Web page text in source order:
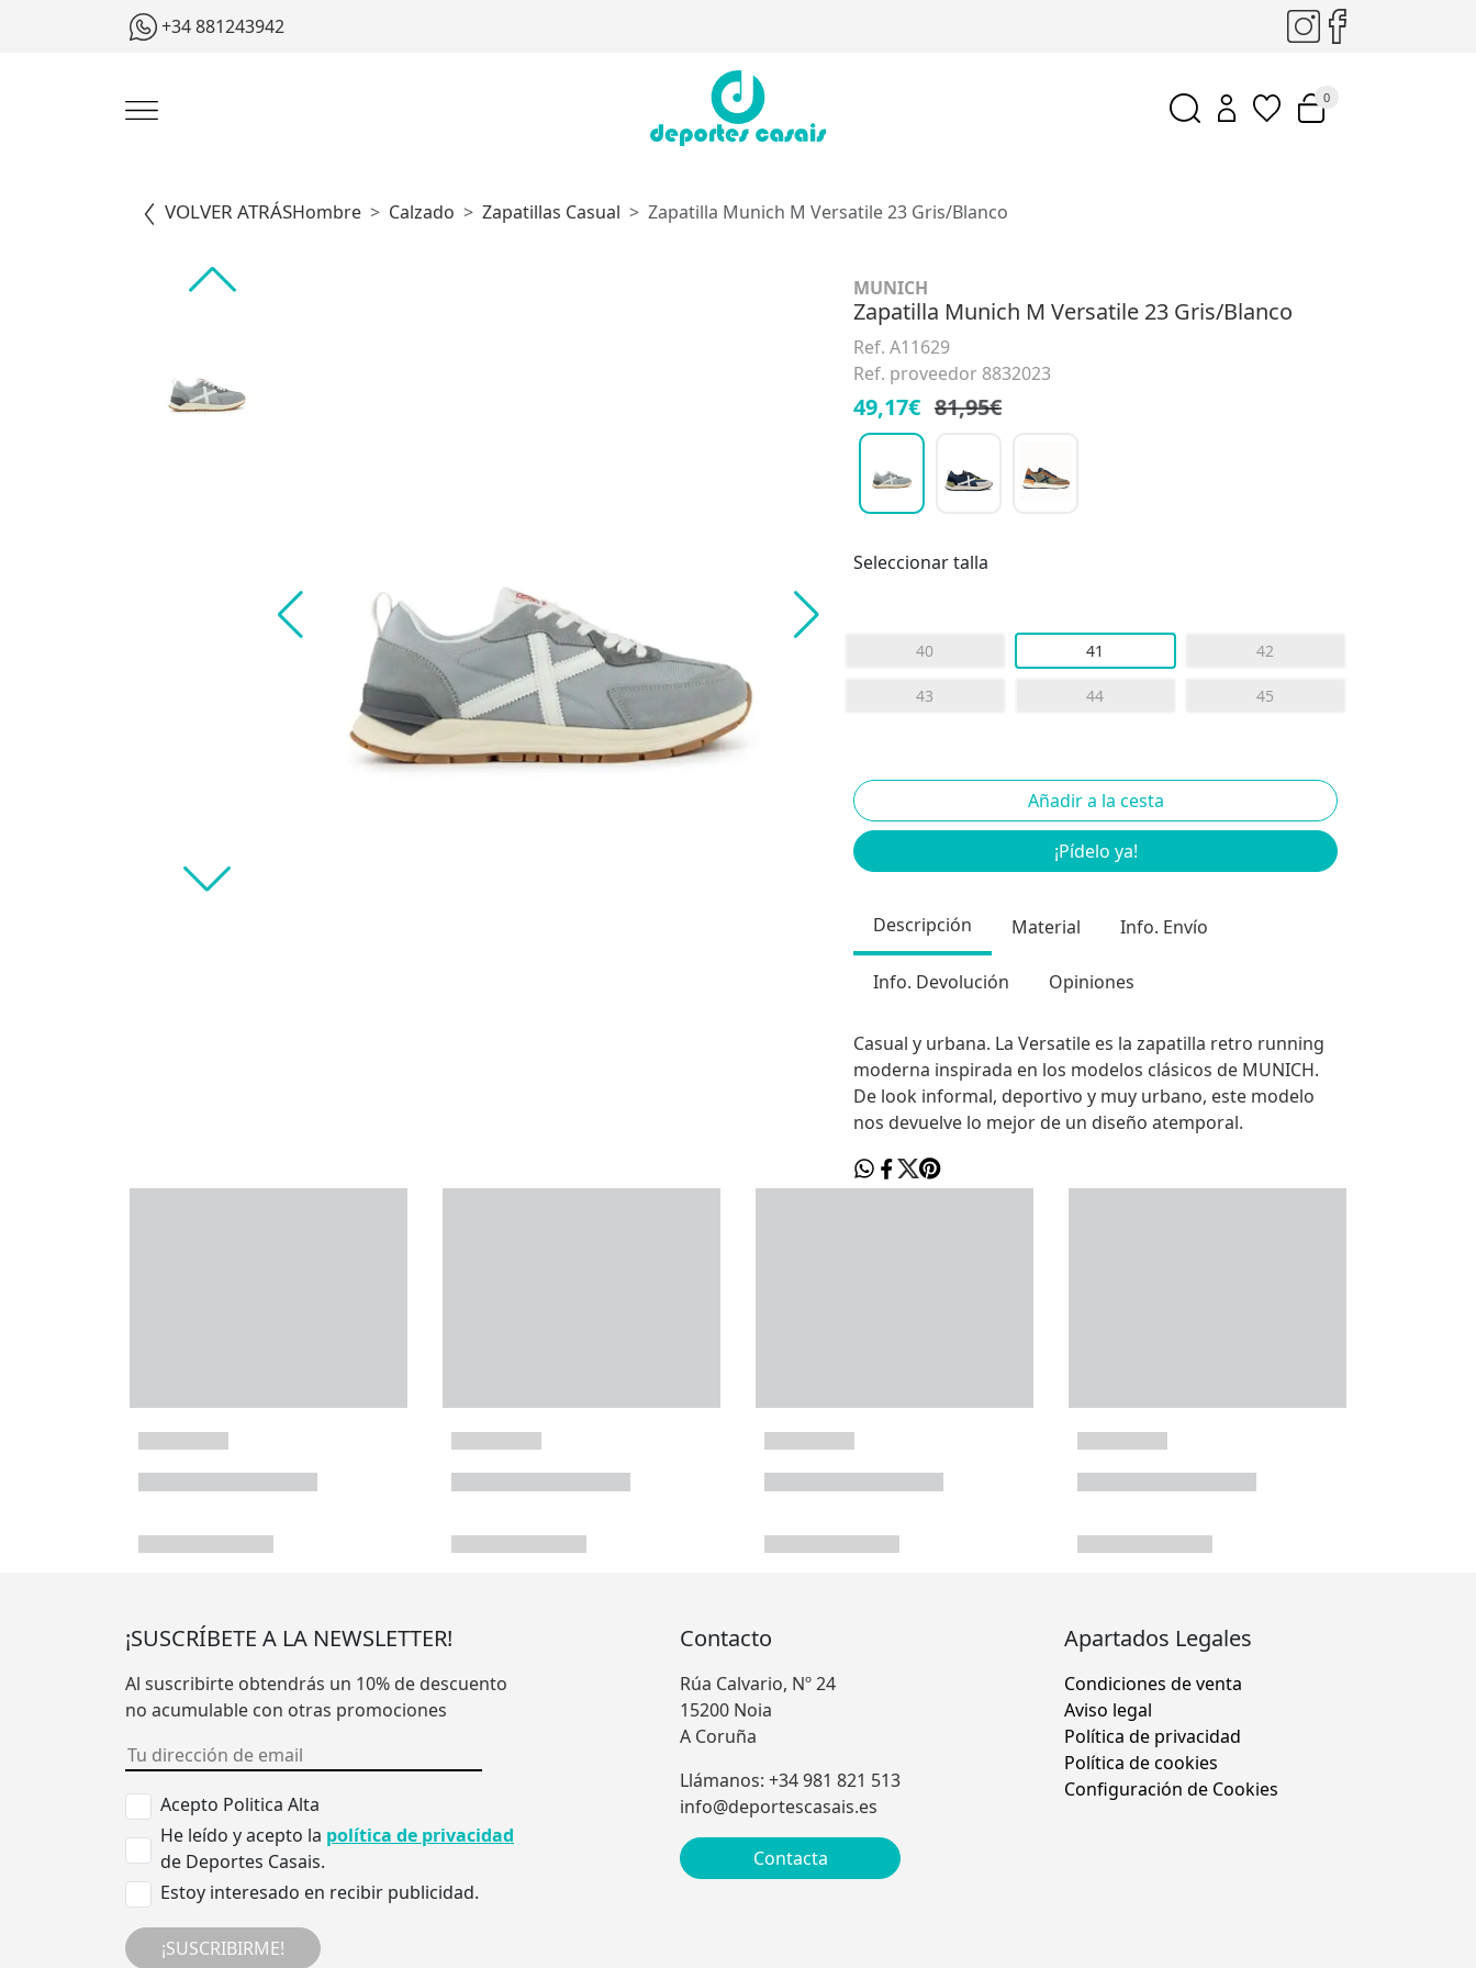
+34 881243942
0
VOLVER ATRÁSHombre Calzado Zapatillas Casual Zapatilla Munich M Versatile 23 Gris/Blanco
MUNICH
Zapatilla Munich M Versatile 23 Gris/Blanco
Ref. A11629
Ref. proveedor 8832023
49,17€ 81,95€
Seleccionar talla
40 41 42
43 44 45
¡Pídelo ya!
Descripción Material Info. Envío
Info. Devolución Opiniones
Casual y urbana. La Versatile es la zapatilla retro running
moderna inspirada en los modelos clásicos de MUNICH.
De look informal, deportivo y muy urbano, este modelo
nos devuelve lo mejor de un diseño atemporal.
¡SUSCRÍBETE A LA NEWSLETTER!
Al suscribirte obtendrás un 10% de descuento
no acumulable con otras promociones
Acepto Politica Alta
He leído y acepto la política de privacidad
de Deportes Casais.
Estoy interesado en recibir publicidad.
¡SUSCRIBIRME!
Contacto
Rúa Calvario, Nº 24
15200 Noia
A Coruña
Llámanos: +34 981 821 513
info@deportescasais.es
Contacta
Apartados Legales
Condiciones de venta
Aviso legal
Política de privacidad
Política de cookies
Configuración de Cookies